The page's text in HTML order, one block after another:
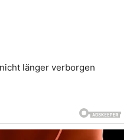
länger verborgen